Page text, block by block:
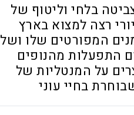
בלחי וליטוף של
רצה למצוא בארץ
המפורטים שלו ושל
התפעלות מהנופים
על המנטליות של
בחיי עוני